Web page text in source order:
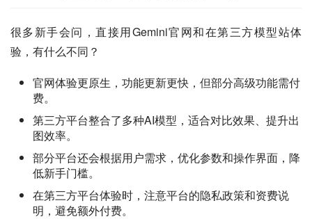
很多新手会问，直接用Gemini官网和在第三方模型站体
验，有什么不同？
官网体验更原生，功能更新更快，但部分高级功能需付
费。
第三方平台整合了多种AI模型，适合对比效果、提升出
图效率。
部分平台还会根据用户需求，优化参数和操作界面，降
低新手门槛。
在第三方平台体验时，注意平台的隐私政策和资费说
明，避免额外付费。